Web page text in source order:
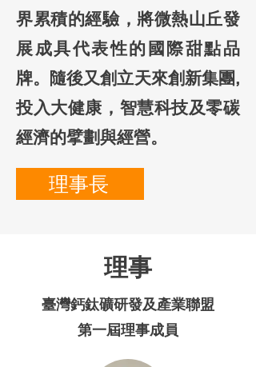
界累積的經驗，將微熱山丘發
展成具代表性的國際甜點品
牌。隨後又創立天來創新集團,
投入大健康，智慧科技及零碳
經濟的擘劃與經營。
理事長
理事
臺灣鈣鈦礦研發及產業聯盟
第一屆理事成員